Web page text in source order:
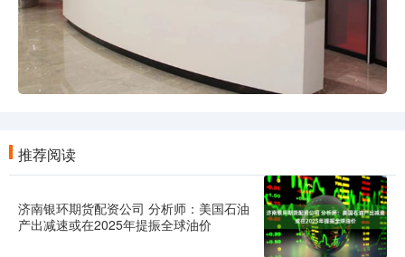
推荐阅读
济南银环期货配资公司 分析师：美国石油
产出减速或在2025年提振全球油价